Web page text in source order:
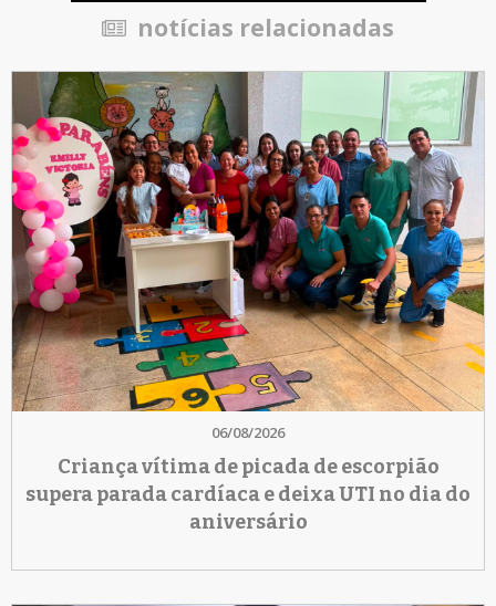
notícias relacionadas
06/08/2026
Criança vítima de picada de escorpião
supera parada cardíaca e deixa UTI no dia do
aniversário